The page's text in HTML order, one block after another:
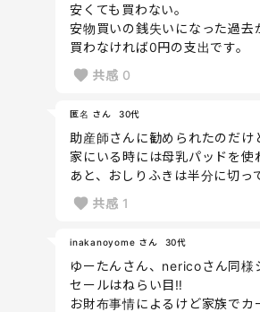
安くても買わない。
安物買いの銭失いになった過去
買わなければ0円の支出です。
共感 0
匿名 さん 30代
助産師さんに勧められたのだけ
家にいる時には母乳パッドを使
あと、おしりふきは半分に切
共感 1
inakanoyome さん 30代
ゆーたんさん、nericoさん同様
セールはねらい目‼
お財布事情によるけど家族でカ